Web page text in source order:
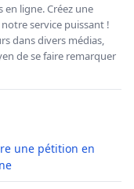
ligne. Créez une
service puissant !
dans divers médias,
de se faire remarquer
une pétition en